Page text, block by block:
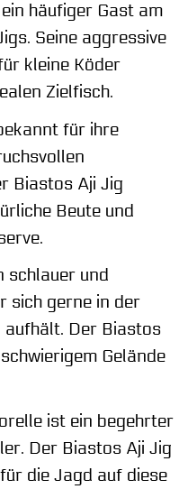
häufiger Gast am
Seine aggressive
kleine Köder
Zielfisch.
für ihre
Biastos Aji Jig
Beute und
schlauer und
sich gerne in der
aufhält. Der Biastos
Gelände
ist ein begehrter
Der Biastos Aji Jig
die Jagd auf diese